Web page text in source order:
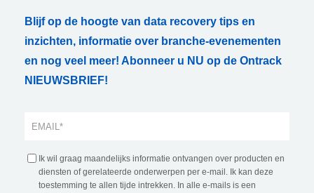
Blijf op de hoogte van data recovery tips en
inzichten, informatie over branche-evenementen
en nog veel meer! Abonneer u NU op de Ontrack
NIEUWSBRIEF!
Ik wil graag maandelijks informatie ontvangen over producten en
diensten of gerelateerde onderwerpen per e-mail. Ik kan deze
toestemming te allen tijde intrekken. In alle e-mails is een